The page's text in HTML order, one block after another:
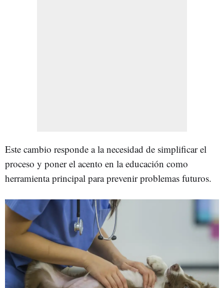
Este cambio responde a la necesidad de simplificar el
proceso y poner el acento en la educación como
herramienta principal para prevenir problemas futuros.